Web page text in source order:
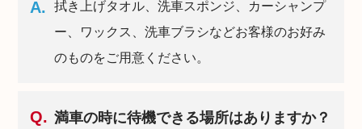
拭き上げタオル、洗車スポンジ、カーシャンプ
ー、ワックス、洗車ブラシなどお客様のお好み
のものをご用意ください。
満車の時に待機できる場所はありますか？